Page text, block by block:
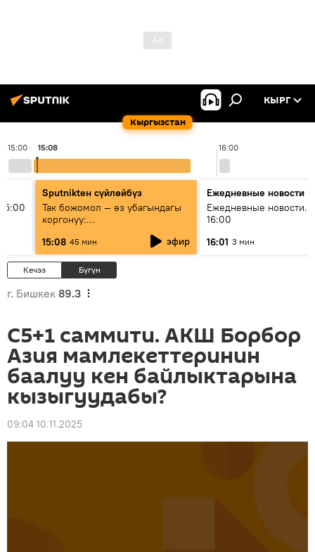
Кыргызстан
КЫРГ
15:00 16:00
15:08
Sputnikteн сүйлөйбүз
Так божомол — өз убагындагы
коргонуу:
гидрометеорологиялык кызмат
кантип өркүндөтүлүүдө
15:08 45 мин эфир
Ежедневные новости
Ежедневные новости.
16:00
16:01 3 мин
Кечээ Бүгүн
г. Бишкек 89.3
С5+1 саммити. АКШ Борбор
Азия мамлекеттеринин
баалуу кен байлыктарына
кызыгуудабы?
09:04 10.11.2025